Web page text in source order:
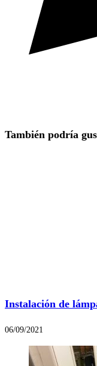
También podría
Instalación de
06/09/2021